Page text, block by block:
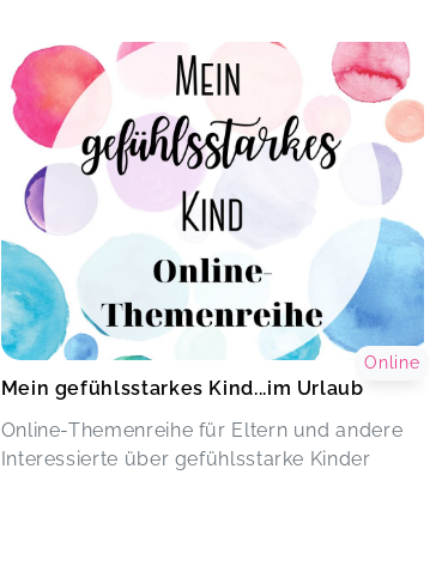
Mein gefühlsstarkes Kind...im Urlaub
Online-Themenreihe für Eltern und andere
Interessierte über gefühlsstarke Kinder
Online